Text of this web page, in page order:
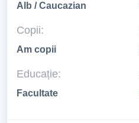
Alb / Caucazian
Copii:
Am copii
Educație:
Facultate